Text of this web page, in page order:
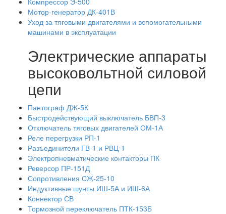
Мотор-генератор ДК-401В
Уход за тяговыми двигателями и вспомогательными
машинами в эксплуатации
Электрические аппараты
высоковольтной силовой
цепи
Пантограф ДЖ-5К
Быстродействующий выключатель БВП-3
Отключатель тяговых двигателей ОМ-1А
Реле перегрузки РП-1
Разъединители ГВ-1 и РВЦ-1
Электропневматические контакторы ПК
Реверсор ПР-151Д
Сопротивления СЖ-25-10
Индуктивные шунты ИШ-5А и ИШ-6А
Коннектор СВ
Тормозной переключатель ПТК-153Б